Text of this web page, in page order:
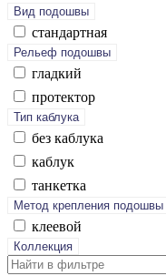
Вид подошвы
стан­дарт­ная
Рельеф подошвы
глад­кий
про­тек­тор
Тип каблука
без каб­лу­ка
каб­лук
тан­кетка
Метод крепления подошвы
кле­евой
Коллекция